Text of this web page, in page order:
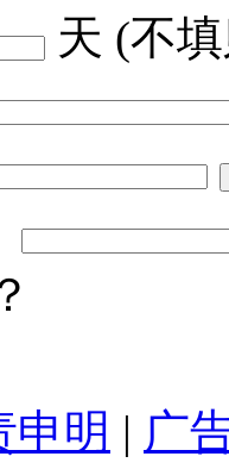
天 (不
申明 | 广